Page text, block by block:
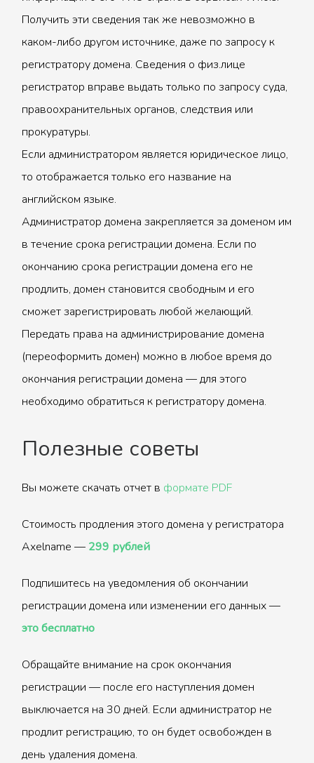
Получить эти сведения так же невозможно в
каком-либо другом источнике, даже по запросу к
регистратору домена. Сведения о физ.лице
регистратор вправе выдать только по запросу суда,
правоохранительных органов, следствия или
прокуратуры.
Если администратором является юридическое лицо,
то отображается только его название на
английском языке.
Администратор домена закрепляется за доменом им
в течение срока регистрации домена. Если по
окончанию срока регистрации домена его не
продлить, домен становится свободным и его
сможет зарегистрировать любой желающий.
Передать права на администрирование домена
(переоформить домен) можно в любое время до
окончания регистрации домена — для этого
необходимо обратиться к регистратору домена.
Полезные советы
Вы можете скачать отчет в формате PDF
Стоимость продления этого домена у регистратора
Axelname — 299 рублей
Подпишитесь на уведомления об окончании
регистрации домена или изменении его данных —
это бесплатно
Обращайте внимание на срок окончания
регистрации — после его наступления домен
выключается на 30 дней. Если администратор не
продлит регистрацию, то он будет освобожден в
день удаления домена.